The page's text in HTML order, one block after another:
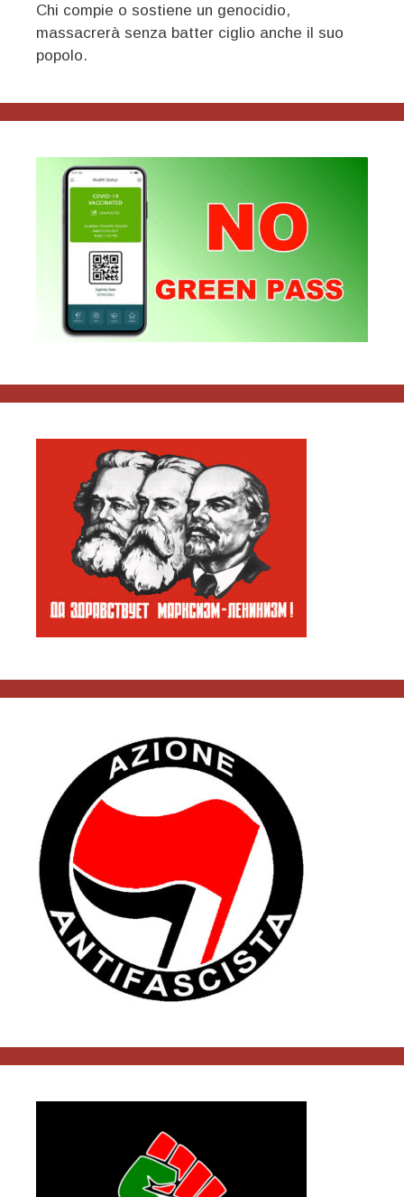
Chi compie o sostiene un genocidio,
massacrerà senza batter ciglio anche il suo
popolo.